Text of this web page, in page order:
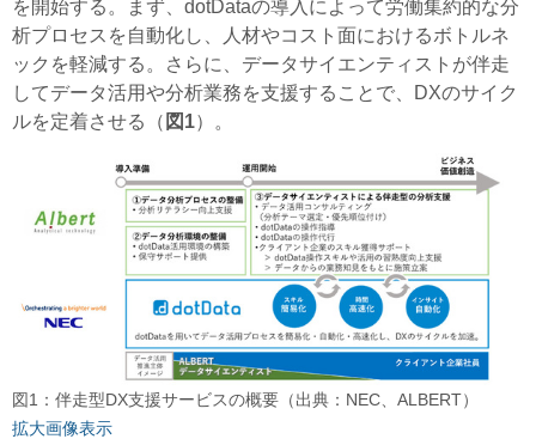
を開始する。まず、dotDataの導入によって労働集約的な分
析プロセスを自動化し、人材やコスト面におけるボトルネ
ックを軽減する。さらに、データサイエンティストが伴走
してデータ活用や分析業務を支援することで、DXのサイク
ルを定着させる（ 図1）。
図1：伴走型DX支援サービスの概要（出典：NEC、ALBERT）
拡大画像表示